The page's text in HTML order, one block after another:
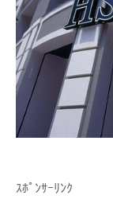
ｽﾎﾟﾝｻｰﾘﾝｸ